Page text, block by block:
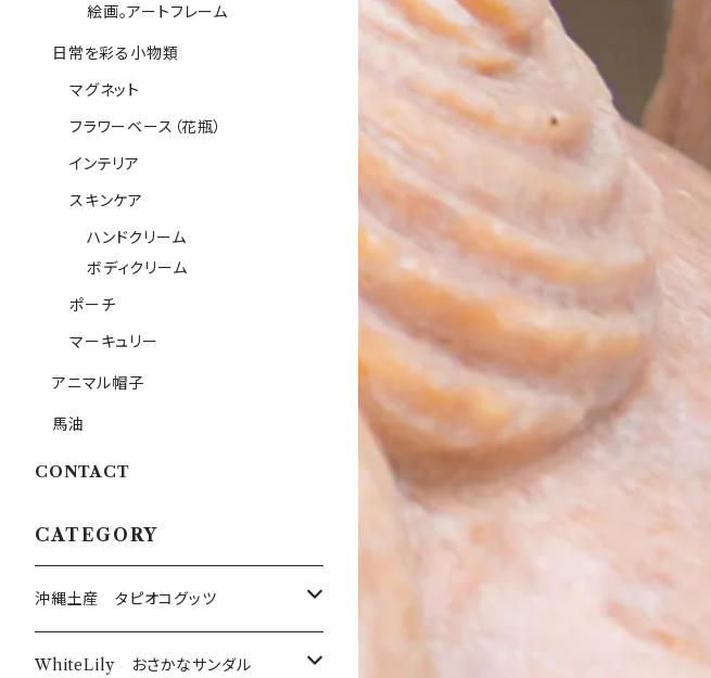
絵画。アートフレーム
日常を彩る小物類
マグネット
フラワーベース（花瓶）
インテリア
スキンケア
ハンドクリーム
ボディクリーム
ポーチ
マーキュリー
アニマル帽子
馬油
CONTACT
CATEGORY
沖縄土産 タピオコグッツ
沖縄限定Tシャツ
WhiteLily おさかなサンダル